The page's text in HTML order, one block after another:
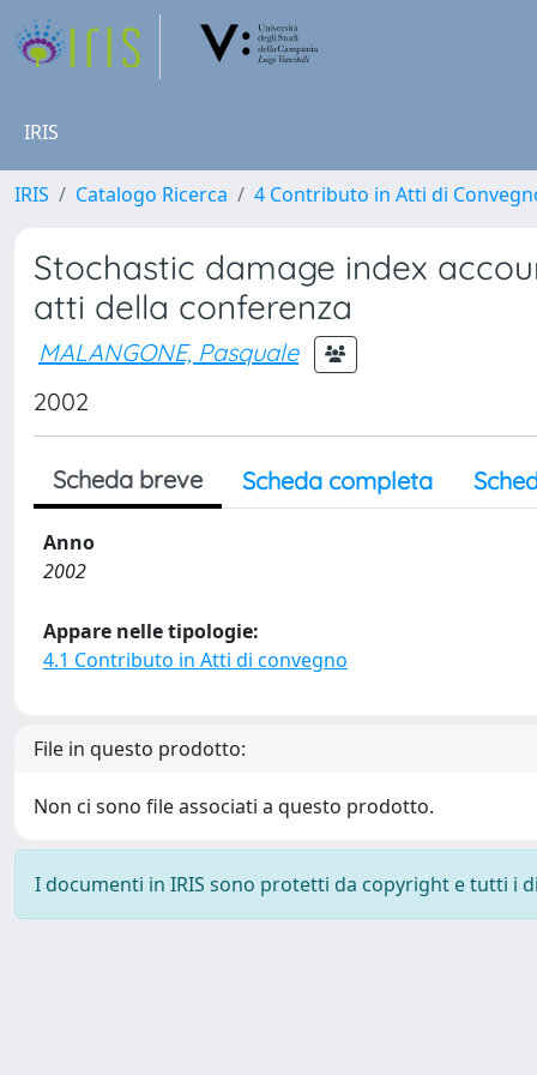
IRIS
IRIS Catalogo Ricerca 4 Contributo in Atti di
Stochastic damage index
atti della conferenza
MALANGONE, Pasquale
2002
Scheda breve Scheda completa
Anno
2002
Appare nelle tipologie:
4.1 Contributo in Atti di convegno
File in questo prodotto:
Non ci sono file associati a questo prodotto.
I documenti in IRIS sono protetti da copyright e tutti i